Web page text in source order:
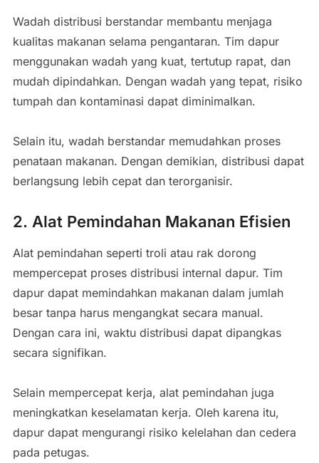
Wadah distribusi berstandar membantu menjaga
kualitas makanan selama pengantaran. Tim dapur
menggunakan wadah yang kuat, tertutup rapat, dan
mudah dipindahkan. Dengan wadah yang tepat, risiko
tumpah dan kontaminasi dapat diminimalkan.
Selain itu, wadah berstandar memudahkan proses
penataan makanan. Dengan demikian, distribusi dapat
berlangsung lebih cepat dan terorganisir.
2. Alat Pemindahan Makanan Efisien
Alat pemindahan seperti troli atau rak dorong
mempercepat proses distribusi internal dapur. Tim
dapur dapat memindahkan makanan dalam jumlah
besar tanpa harus mengangkat secara manual.
Dengan cara ini, waktu distribusi dapat dipangkas
secara signifikan.
Selain mempercepat kerja, alat pemindahan juga
meningkatkan keselamatan kerja. Oleh karena itu,
dapur dapat mengurangi risiko kelelahan dan cedera
pada petugas.